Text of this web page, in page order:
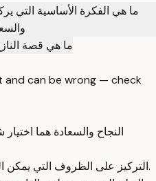
ما هي الفكرة الأساسية التي
ما هي قصة
can be wrong — check
النجاح والسعادة هما
التركيز على الظروف التي يمكن التحكم بها هو مفتاح التغيير الحقيقي.